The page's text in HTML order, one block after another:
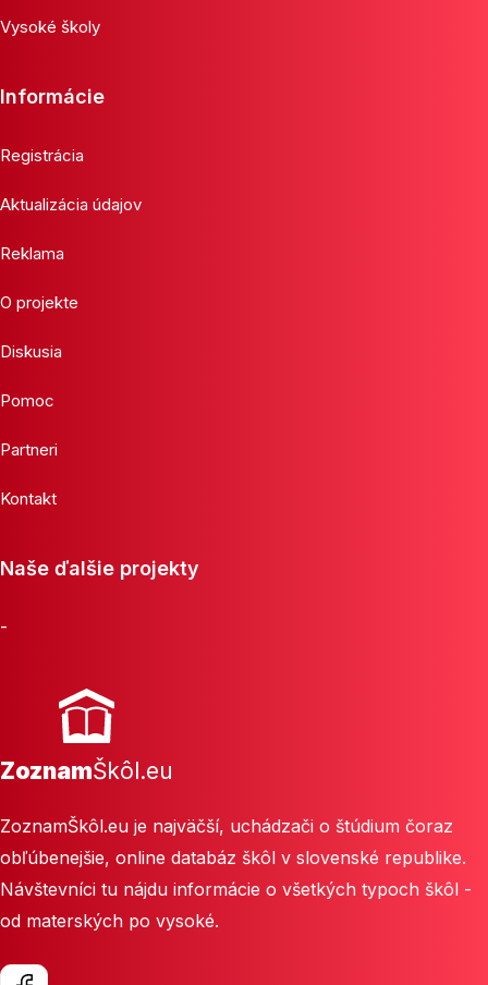
Vysoké školy
Informácie
Registrácia
Aktualizácia údajov
Reklama
O projekte
Diskusia
Pomoc
Partneri
Kontakt
Naše ďalšie projekty
-
ZoznamŠkôl.eu
ZoznamŠkôl.eu je najväčší, uchádzači o štúdium čoraz
obľúbenejšie, online databáz škôl v slovenské republike.
Návštevníci tu nájdu informácie o všetkých typoch škôl -
od materských po vysoké.